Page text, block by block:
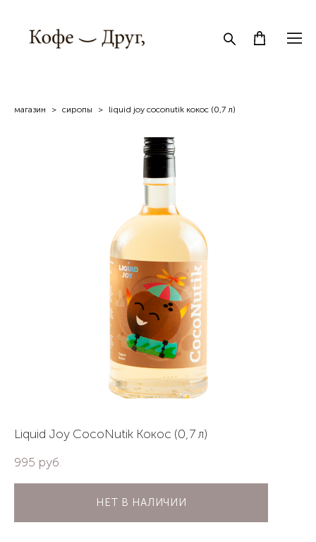
магазин > сиропы > liquid joy coconutik кокос (0,7 л)
Liquid Joy CocoNutik Кокос (0,7 л)
995 pуб.
НЕТ В НАЛИЧИИ